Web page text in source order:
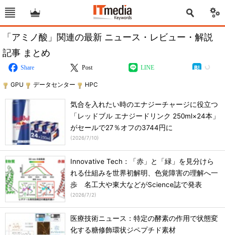
「アミノ酸」関連の最新 ニュース・レビュー・解説
記事 まとめ
Share Post LINE
GPU データセンター HPC
気合を入れたい時のエナジーチャージに役立つ
「レッドブル エナジードリンク 250ml×24本」
がセールで27％オフの3744円に
(2026/7/10)
Innovative Tech：「赤」と「緑」を見分けら
れる仕組みを世界初解明、色覚障害の理解へ一
歩 名工大や東大などがScience誌で発表
(2026/7/2)
医療技術ニュース：特定の酵素の作用で状態変
化する糖修飾環状ジペプチド素材